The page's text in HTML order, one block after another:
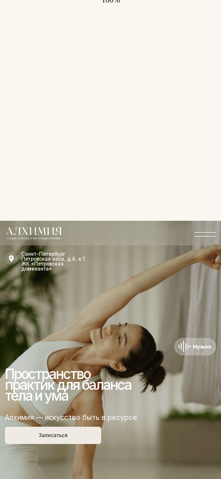
Санкт-Петербург
Петровская коса, д.6, к.1
ЖК «Петровская
доминанта»
Записаться
Пространство
практик для баланса
тела и ума
Алхимия — искусство быть в ресурсе